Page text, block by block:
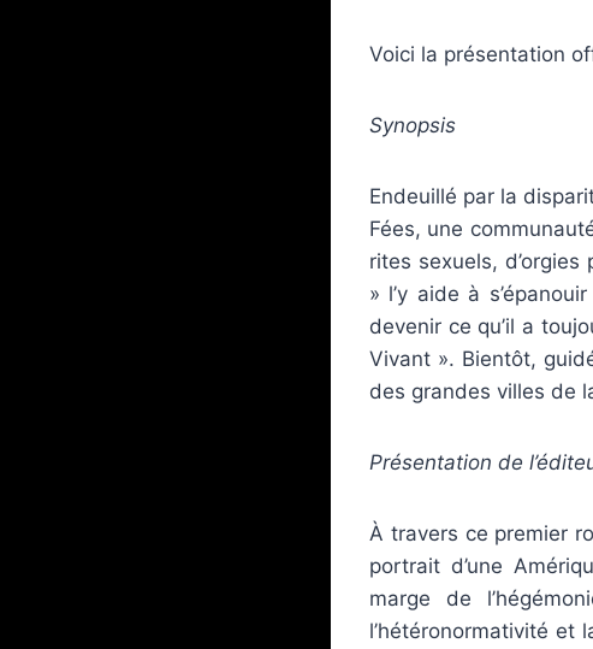
Voici la présentation
Synopsis
Endeuillé par la
Fées, une
rites sexuels,
» l’y aide à
devenir ce qu’il a
Vivant ». Bientôt,
des grandes villes de
Présentation de
À travers ce premier
portrait d’une
marge de
l’hétéronormativité et